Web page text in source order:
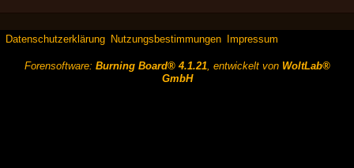
Datenschutzerklärung Nutzungsbestimmungen Impressum
Forensoftware: Burning Board® 4.1.21, entwickelt von WoltLab®
GmbH